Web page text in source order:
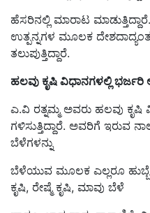
ಹೆಸರಿನಲ್ಲಿ ಮಾರಾಟ ಮಾಡು
ಉತ್ಪನ್ನಗಳ ಮೂಲಕ
ತಲುಪುತ್ತಿದ್ದಾರೆ.
ಹಲವು ಕೃಷಿ ವಿಧಾನಗಳಲ್ಲಿ
ಎ.ವಿ ರತ್ನಮ್ಮ ಅವರು ಹಲವು
ಗಳಿಸುತ್ತಿದ್ದಾರೆ. ಅವರಿಗೆ ಇರುವ
ಬೆಳೆಗಳನ್ನು
ಬೆಳೆಯುವ ಮೂಲಕ ಎಲ್ಲರೂ
ಕೃಷಿ, ರೇಷ್ಮೆ ಕೃಷಿ, ಮಾವು ಬೆಳೆ